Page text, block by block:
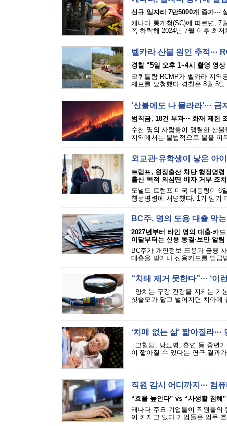
신규 일자리 7만5000개 증가···
캐나다 통계청(SC)에 따르면, 7
폭 하락해 2024년 7월 이후 최
벨카라 산불 원인 추적···
경찰 “5일 오후 1~4시 촬영 영상
코퀴틀람 RCMP가 벨카라 지역
제보를 요청했다.경찰은 8월 5
‘산불에도 나 몰라라’···
범칙금, 18건 부과··· 화재 제한
수천 명의 사람들이 맹렬한 산
지역에서는 불법적으로 불을 피
외교관·유학생이 낳은 아
트럼프, 원정출산 차단 행정명령
출산 목적 의심땐 비자 거부 조치
도널드 트럼프 미국 대통령이 6
행정명령에 서명했다. 1기 임기
BC주, 명의 도용 대출 막
2027년부터 타인 명의 대출·카
이달부터는 신용 동결·보안 알
BC주가 개인정보 도용과 금융
대출을 받거나 신용카드를 발급
“치태 제거 못한다”··· ‘
양치는 구강 건강을 지키는 기
칫솔모가 닳고 벌어지면 치아에
‘치매 없는 삶’ 짧아질라
고혈압, 당뇨병, 흡연 등 중년
이 짧아질 수 있다는 연구 결과
직원 감시 어디까지··· 컴
“효율 높인다” vs “사생활 침해”
캐나다 주요 기업들이 직원들의
이 커지고 있다.기업들은 업무